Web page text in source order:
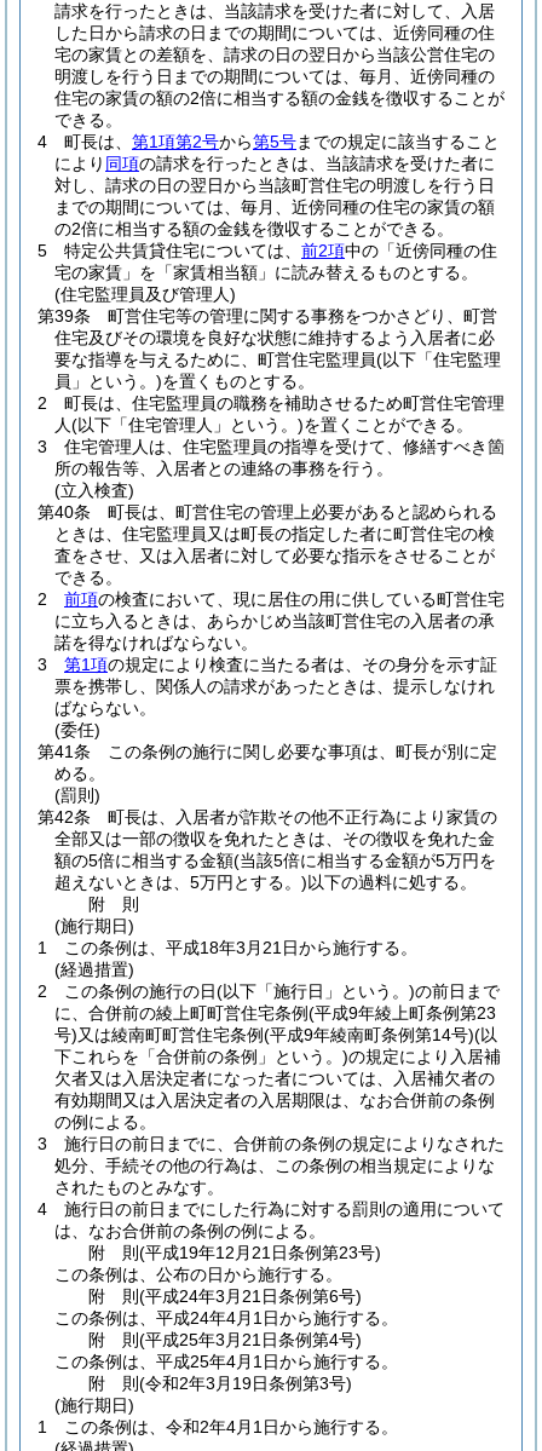
請求を行ったときは、当該請求を受けた者に対して、入居
した日から請求の日までの期間については、近傍同種の住
宅の家賃との差額を、請求の日の翌日から当該公営住宅の
明渡しを行う日までの期間については、毎月、近傍同種の
住宅の家賃の額の2倍に相当する額の金銭を徴収することが
できる。
4
町長は、 第1項第2号から第5号までの規定に該当すること
により 同項の請求を行ったときは、当該請求を受けた者に
対し、請求の日の翌日から当該町営住宅の明渡しを行う日
までの期間については、毎月、近傍同種の住宅の家賃の額
の2倍に相当する額の金銭を徴収することができる。
5
特定公共賃貸住宅については、 前2項中の「近傍同種の住
宅の家賃」を「家賃相当額」に読み替えるものとする。
(住宅監理員及び管理人)
第39条
町営住宅等の管理に関する事務をつかさどり、町営
住宅及びその環境を良好な状態に維持するよう入居者に必
要な指導を与えるために、町営住宅監理員(以下「住宅監理
員」という。)を置くものとする。
2
町長は、住宅監理員の職務を補助させるため町営住宅管理
人(以下「住宅管理人」という。)を置くことができる。
3
住宅管理人は、住宅監理員の指導を受けて、修繕すべき箇
所の報告等、入居者との連絡の事務を行う。
(立入検査)
第40条
町長は、町営住宅の管理上必要があると認められる
ときは、住宅監理員又は町長の指定した者に町営住宅の検
査をさせ、又は入居者に対して必要な指示をさせることが
できる。
2
前項の検査において、現に居住の用に供している町営住宅
に立ち入るときは、あらかじめ当該町営住宅の入居者の承
諾を得なければならない。
3
第1項の規定により検査に当たる者は、その身分を示す証
票を携帯し、関係人の請求があったときは、提示しなけれ
ばならない。
(委任)
第41条
この条例の施行に関し必要な事項は、町長が別に定
める。
(罰則)
第42条
町長は、入居者が詐欺その他不正行為により家賃の
全部又は一部の徴収を免れたときは、その徴収を免れた金
額の5倍に相当する金額(当該5倍に相当する金額が5万円を
超えないときは、5万円とする。)以下の過料に処する。
附 則
(施行期日)
1
この条例は、平成18年3月21日から施行する。
(経過措置)
2
この条例の施行の日(以下「施行日」という。)の前日まで
に、合併前の綾上町町営住宅条例(平成9年綾上町条例第23
号)又は綾南町町営住宅条例(平成9年綾南町条例第14号)(以
下これらを「合併前の条例」という。)の規定により入居補
欠者又は入居決定者になった者については、入居補欠者の
有効期間又は入居決定者の入居期限は、なお合併前の条例
の例による。
3
施行日の前日までに、合併前の条例の規定によりなされた
処分、手続その他の行為は、この条例の相当規定によりな
されたものとみなす。
4
施行日の前日までにした行為に対する罰則の適用について
は、なお合併前の条例の例による。
附 則(平成19年12月21日条例第23号)
この条例は、公布の日から施行する。
附 則(平成24年3月21日条例第6号)
この条例は、平成24年4月1日から施行する。
附 則(平成25年3月21日条例第4号)
この条例は、平成25年4月1日から施行する。
附 則(令和2年3月19日条例第3号)
(施行期日)
1
この条例は、令和2年4月1日から施行する。